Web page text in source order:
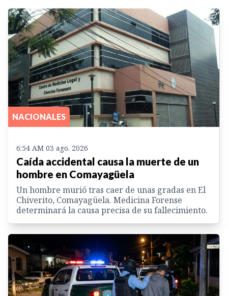
NACIONALES
6:54 AM 03 ago. 2026
Caída accidental causa la muerte de un
hombre en Comayagüela
Un hombre murió tras caer de unas gradas en El
Chiverito, Comayagüela. Medicina Forense
determinará la causa precisa de su fallecimiento.